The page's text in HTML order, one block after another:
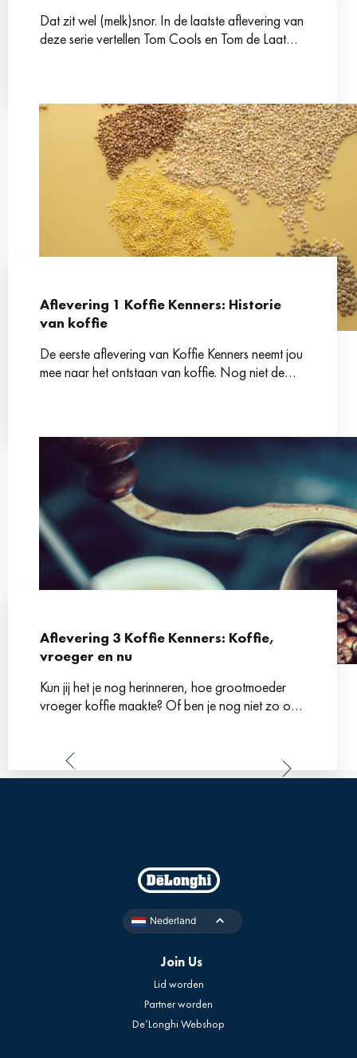
Dat zit wel (melk)snor. In de laatste aflevering van
deze serie vertellen Tom Cools en Tom de Laat
Aflevering 1 Koffie Kenners: Historie
van koffie
De eerste aflevering van Koffie Kenners neemt jou
mee naar het ontstaan van koffie. Nog niet de
Aflevering 3 Koffie Kenners: Koffie,
vroeger en nu
Kun jij het je nog herinneren, hoe grootmoeder
vroeger koffie maakte? Of ben je nog niet zo oud
Nederland
Join Us
Lid worden
Partner worden
De’Longhi Webshop